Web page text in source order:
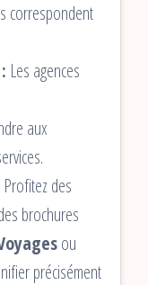
correspondent
Les agences
aux
Profitez des
brochures
ou
précisément